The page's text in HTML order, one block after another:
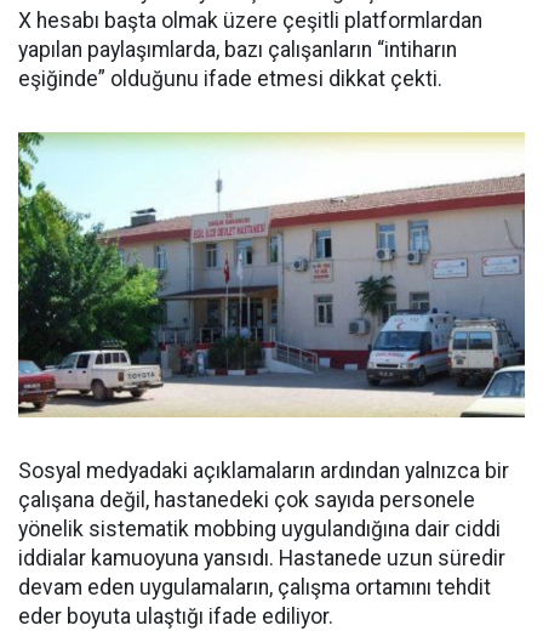
X hesabı başta olmak üzere çeşitli platformlardan
yapılan paylaşımlarda, bazı çalışanların “intiharın
eşiğinde” olduğunu ifade etmesi dikkat çekti.
Sosyal medyadaki açıklamaların ardından yalnızca bir
çalışana değil, hastanedeki çok sayıda personele
yönelik sistematik mobbing uygulandığına dair ciddi
iddialar kamuoyuna yansıdı. Hastanede uzun süredir
devam eden uygulamaların, çalışma ortamını tehdit
eder boyuta ulaştığı ifade ediliyor.